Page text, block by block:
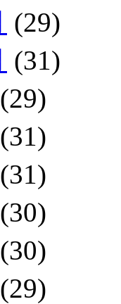
(29)
(31)
(29)
(31)
(31)
(30)
(30)
(29)